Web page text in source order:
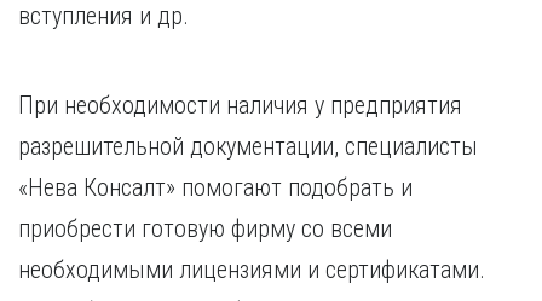
вступления и др.
При необходимости наличия у предприятия
разрешительной документации, специалисты
«Нева Консалт» помогают подобрать и
приобрести готовую фирму со всеми
необходимыми лицензиями и сертификатами.